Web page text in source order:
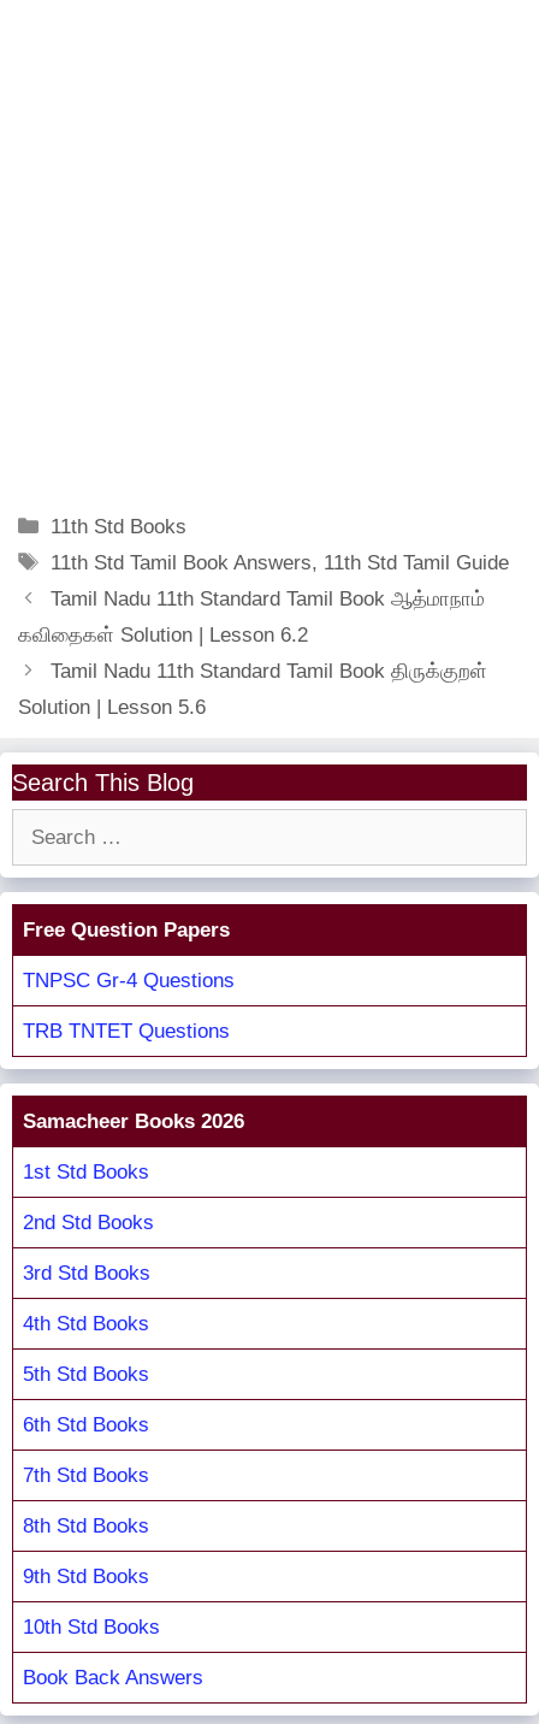
Categories
11th Std Books
Tags
11th Std Tamil Book Answers, 11th Std Tamil Guide
Tamil Nadu 11th Standard Tamil Book ஆத்மாநாம்
கவிதைகள் Solution | Lesson 6.2
Tamil Nadu 11th Standard Tamil Book திருக்குறள்
Solution | Lesson 5.6
Search This Blog
Free Question Papers
TNPSC Gr-4 Questions
TRB TNTET Questions
Samacheer Books 2026
1st Std Books
2nd Std Books
3rd Std Books
4th Std Books
5th Std Books
6th Std Books
7th Std Books
8th Std Books
9th Std Books
10th Std Books
Book Back Answers